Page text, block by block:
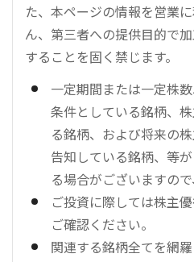
た、本ページの情報を営業
ん、第三者への提供目的で
することを固く禁じます。
一定期間または一定株
条件としている銘柄、
る銘柄、および将来の
告知している銘柄、等
る場合がございますの
ご投資に際しては株主
ご確認ください。
関連する銘柄全てを網